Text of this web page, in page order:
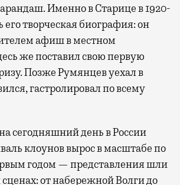
Именно в Старице в 1920-
его творческая биография: он
афиш в местном
же поставил свою первую
Позже Румянцев уехал в
гастролировал по всему
сегодняшний день в России
клоунов вырос в масштабе по
годом — представления шли
от набережной Волги до